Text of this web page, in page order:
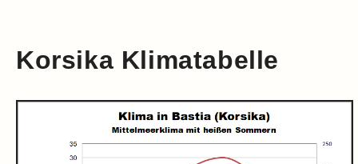
Korsika Klimatabelle